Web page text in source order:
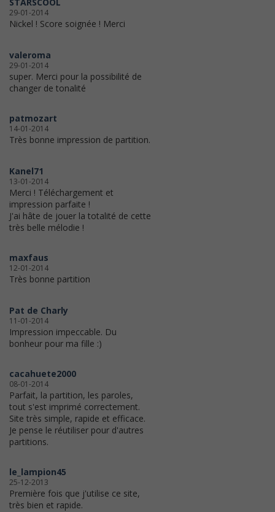
29-01-2014
Nickel ! Score soignée ! Merci
valeroma
29-01-2014
super. Merci pour la possibilité de
changer de tonalité
patmozart
14-01-2014
Très bonne impression de partition.
Kanel71
13-01-2014
Merci ! Téléchargement et
impression parfaite !
J'ai hâte de jouer la totalité de cette
très belle mélodie !
maxfaus
12-01-2014
Très bonne partition
Pat de Charly
11-01-2014
Impression impeccable. Du
bonheur pour ma fille :)
cacahuete2000
08-01-2014
Parfait, la partition, les paroles,
tout s'est imprimé correctement.
Site très simple, rapide et efficace.
Je pense le réutiliser pour d'autres
partitions.
le_lampion45
25-12-2013
Première fois que j'utilise ce site,
très bien et rapide.